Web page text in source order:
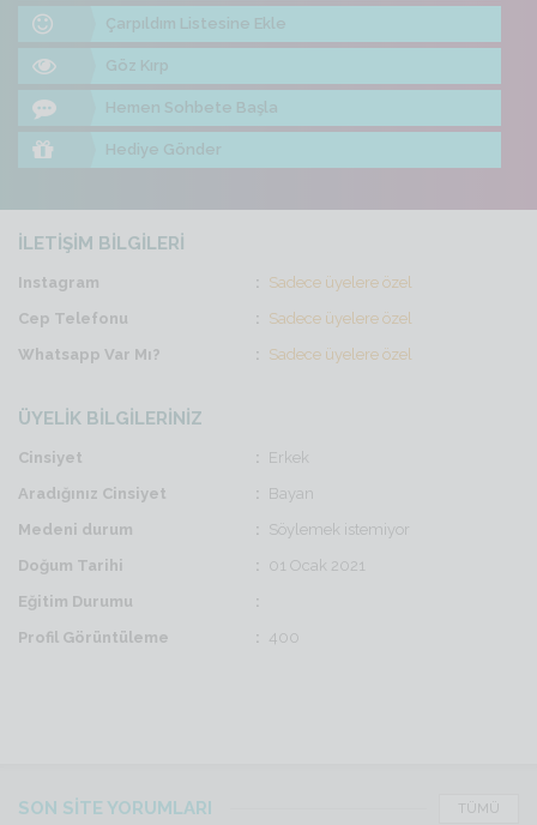
Çarpıldım Listesine Ekle
Göz Kırp
Hemen Sohbete Başla
Hediye Gönder
İLETİŞİM BİLGİLERİ
Instagram
Sadece üyelere özel
Cep Telefonu
Sadece üyelere özel
Whatsapp Var Mı?
Sadece üyelere özel
ÜYELİK BİLGİLERİNİZ
Cinsiyet
Erkek
Aradığınız Cinsiyet
Bayan
Medeni durum
Söylemek istemiyor
Doğum Tarihi
01 Ocak 2021
Eğitim Durumu
Profil Görüntüleme
400
SON SİTE YORUMLARI TÜMÜ